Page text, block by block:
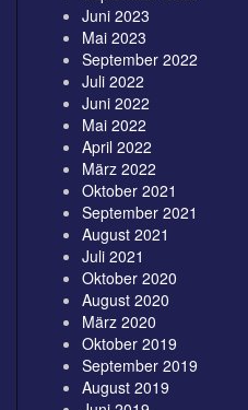
Juni 2023
Mai 2023
September 2022
Juli 2022
Juni 2022
Mai 2022
April 2022
März 2022
Oktober 2021
September 2021
August 2021
Juli 2021
Oktober 2020
August 2020
März 2020
Oktober 2019
September 2019
August 2019